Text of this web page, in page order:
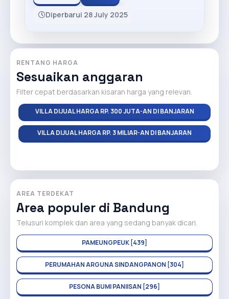
Diperbarui 28 July 2025
RENTANG HARGA
Sesuaikan anggaran
Filter cepat berdasarkan kisaran harga yang relevan.
VILLA DIJUAL HARGA RP. 300 JUTA-AN DI BANJARAN
VILLA DIJUAL HARGA RP. 3 MILIAR-AN DI BANJARAN
AREA TERDEKAT
Area populer di Bandung
Telusuri komplek dan area yang sedang banyak dicari.
PAMEUNGPEUK [439]
PERUMAHAN ARGUNA SINDANGPANON [304]
PESONA BUMI PANIISAN [296]